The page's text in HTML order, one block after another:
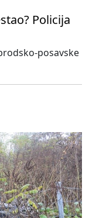
Policija
posavske